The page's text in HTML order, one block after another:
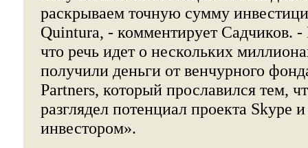
раскрываем точную сумму
Quintura, - комментирует Садчиков. -
что речь идет о нескольких
получили деньги от венчурного
Partners, который прославился тем,
разглядел потенциал проекта Skype
инвестором».